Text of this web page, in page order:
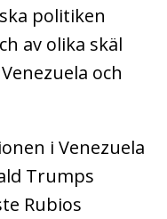
politiken
av olika skäl
och
i Venezuela
Trumps
Rubios